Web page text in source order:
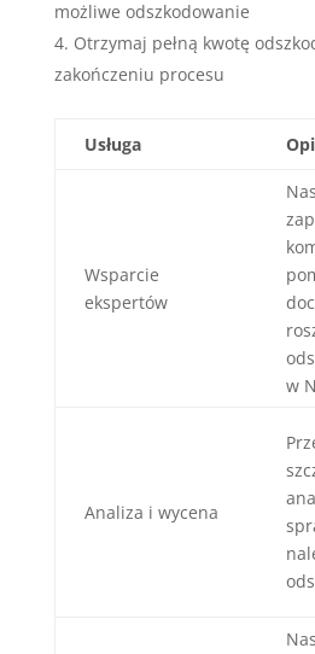
możliwe odszkodowanie
Otrzymaj pełną kwotę
zakończeniu procesu
Usługa
Wsparcie
ekspertów
w
Analiza i wycena